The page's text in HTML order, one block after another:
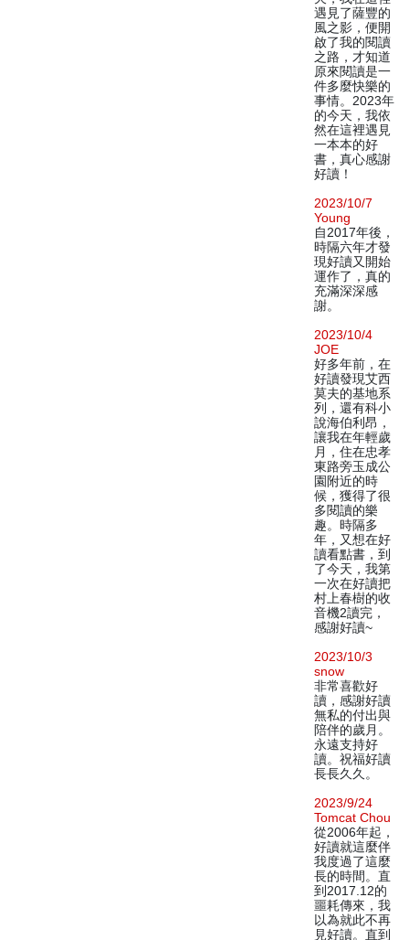
遇見了薩豐的
風之影，便開
啟了我的閱讀
之路，才知道
原來閱讀是一
件多麼快樂的
事情。2023年
的今天，我依
然在這裡遇見
一本本的好
書，真心感謝
好讀！
2023/10/7
Young
自2017年後，
時隔六年才發
現好讀又開始
運作了，真的
充滿深深感
謝。
2023/10/4
JOE
好多年前，在
好讀發現艾西
莫夫的基地系
列，還有科小
說海伯利昂，
讓我在年輕歲
月，住在忠孝
東路旁玉成公
園附近的時
候，獲得了很
多閱讀的樂
趣。時隔多
年，又想在好
讀看點書，到
了今天，我第
一次在好讀把
村上春樹的收
音機2讀完，
感謝好讀~
2023/10/3
snow
非常喜歡好
讀，感謝好讀
無私的付出與
陪伴的歲月。
永遠支持好
讀。祝福好讀
長長久久。
2023/9/24
Tomcat Chou
從2006年起，
好讀就這麼伴
我度過了這麼
長的時間。直
到2017.12的
噩耗傳來，我
以為就此不再
見好讀。直到